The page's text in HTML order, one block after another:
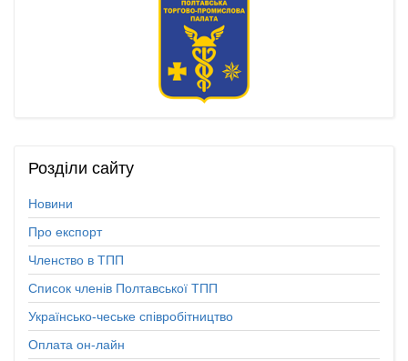
Розділи сайту
Новини
Про експорт
Членство в ТПП
Список членів Полтавської ТПП
Українсько-чеське співробітництво
Оплата он-лайн